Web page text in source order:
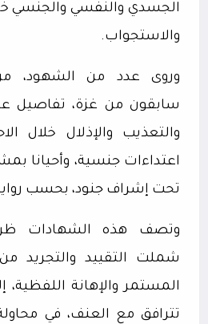
الجسدي والنفسي والجنسي
والاستجواب.
وروى عدد من الشهود،
سابقون من غزة، تفاصيل
والتعذيب والإذلال خلال
اعتداءات جنسية، وأحيانا
تحت إشراف جنود، بحسب
وتصف هذه الشهادات
شملت التقييد والتجريد
المستمر والإهانة